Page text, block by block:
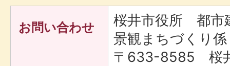
お問い合わせ
桜井市役所 都
景観まちづくり係
〒633-8585 桜